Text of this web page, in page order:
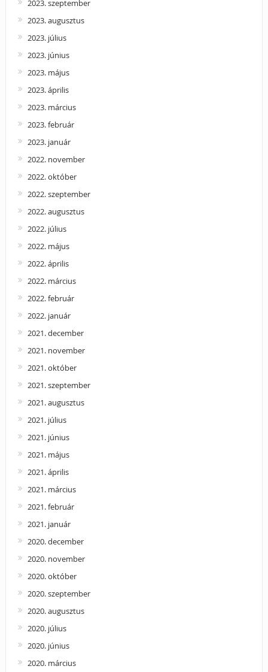
2023. szeptember
2023. augusztus
2023. július
2023. június
2023. május
2023. április
2023. március
2023. február
2023. január
2022. november
2022. október
2022. szeptember
2022. augusztus
2022. július
2022. május
2022. április
2022. március
2022. február
2022. január
2021. december
2021. november
2021. október
2021. szeptember
2021. augusztus
2021. július
2021. június
2021. május
2021. április
2021. március
2021. február
2021. január
2020. december
2020. november
2020. október
2020. szeptember
2020. augusztus
2020. július
2020. június
2020. március